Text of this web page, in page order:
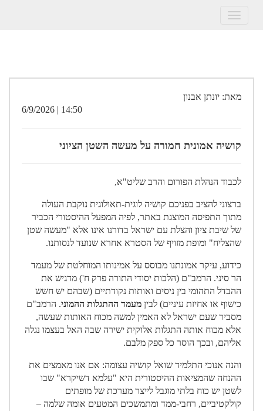
Toggle
מאת: יונתן אבנון
14:50 | 6/9/2026
קושיה אמונית חמורה על מעשה השטן הציוני
לכבוד הנהלת הפורום והרב שליט"א,
ברצוני להציב בפניכם קושיה לוגית-תאולוגית נוקבת העולה
מתוך התפיסה המוצגת באתר, לפיה המפעל ההיסטורי הכביר
של שיבת ציון והצלת עם ישראל בדורנו אינו אלא "מעשה שטן
שהצליח" ומופת מזויף של הסטרא אחרא שנועד לנסותנו.
כידוע, עיקר אמונתנו מבוסס על אמינותו המוחלטת של מעמד
הר סיני. הרמב"ם (הלכות יסודי התורה פרק ח') מדגיש את
ההבדל התהומי בין ניסים ואותות נקודתיים (שבהם יש חשש
כישוף או אחיזת עיניים) לבין מעמד ההתגלות ההמוני. הרמב"ם
מסביר שעם ישראל לא האמין למשה מכוח האותות שעשה,
אלא מכוח אותה התגלות אלוקית ישירה שבה האל בעצמו נגלה
אליהם, ובכך הוסר כל ספק מלבם.
והנה אנוכי התלמיד שואל קושיה עצומה: אם אנו מאמצים את
ההנחה שהמציאות ההיסטורית היא "עלמא דשיקרא" שבו
לשטן יש כוח בלתי מוגבל לייצר מערכת של מופתים
קולקטיביים, רחבי-ממד ומתמשכים המטעים אומה שלמה –